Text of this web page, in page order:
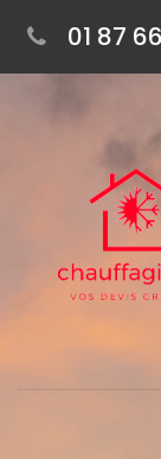
01 87